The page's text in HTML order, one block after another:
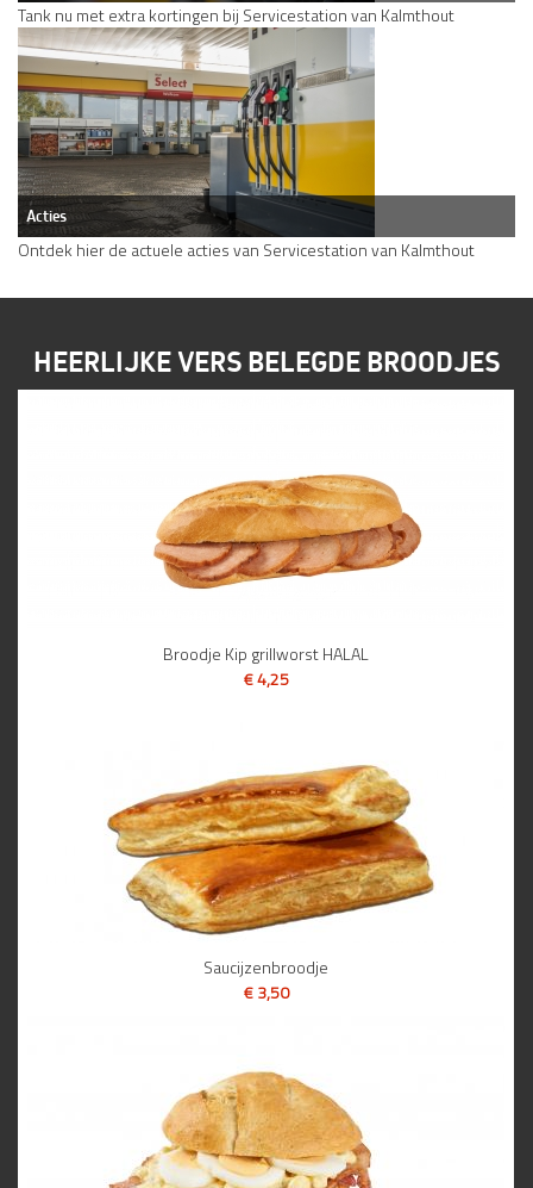
Tank nu met extra kortingen bij Servicestation van Kalmthout
Acties
Ontdek hier de actuele acties van Servicestation van Kalmthout
HEERLIJKE VERS BELEGDE BROODJES
Broodje Kip grillworst HALAL
€ 4,25
BEKIJK
Saucijzenbroodje
€ 3,50
BEKIJK